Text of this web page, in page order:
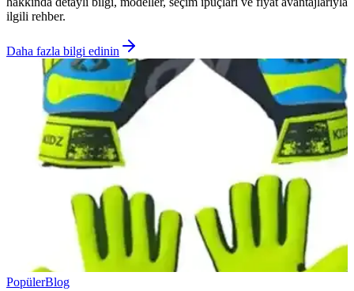
ilgili rehber.
Daha fazla bilgi edinin
PopülerBlog